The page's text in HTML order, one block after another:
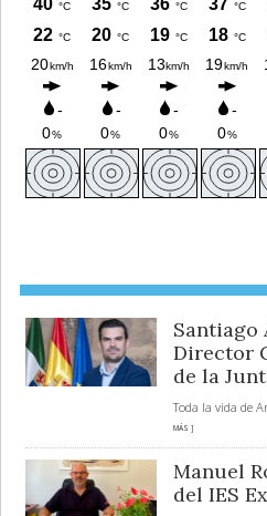
Santiago
Director
de la
Toda la vida de
MÁS ]
Manuel
del IES